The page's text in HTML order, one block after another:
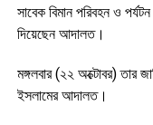
সাবেক বিমান পরিবহন ও
দিয়েছেন আদালত।
মঙ্গলবার (২২ অক্টোবর) তার
ইসলামের আদালত।